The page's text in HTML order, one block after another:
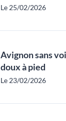
Le 25/02/2026
Avignon sans
doux à pied
Le 23/02/2026